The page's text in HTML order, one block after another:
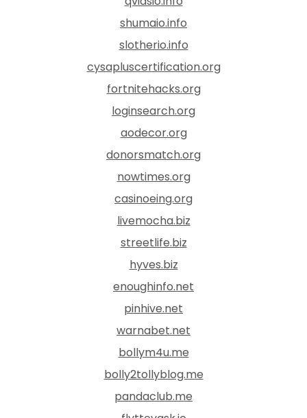
shumaio.info
slotherio.info
cysapluscertification.org
fortnitehacks.org
loginsearch.org
aodecor.org
donorsmatch.org
nowtimes.org
casinoeing.org
livemocha.biz
streetlife.biz
hyves.biz
enoughinfo.net
pinhive.net
warnabet.net
bollym4u.me
bolly2tollyblog.me
pandaclub.me